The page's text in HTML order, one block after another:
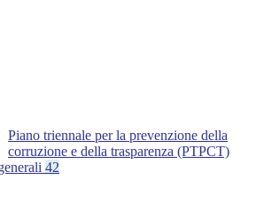
Piano triennale per la prevenzione della
corruzione e della trasparenza (PTPCT)
42